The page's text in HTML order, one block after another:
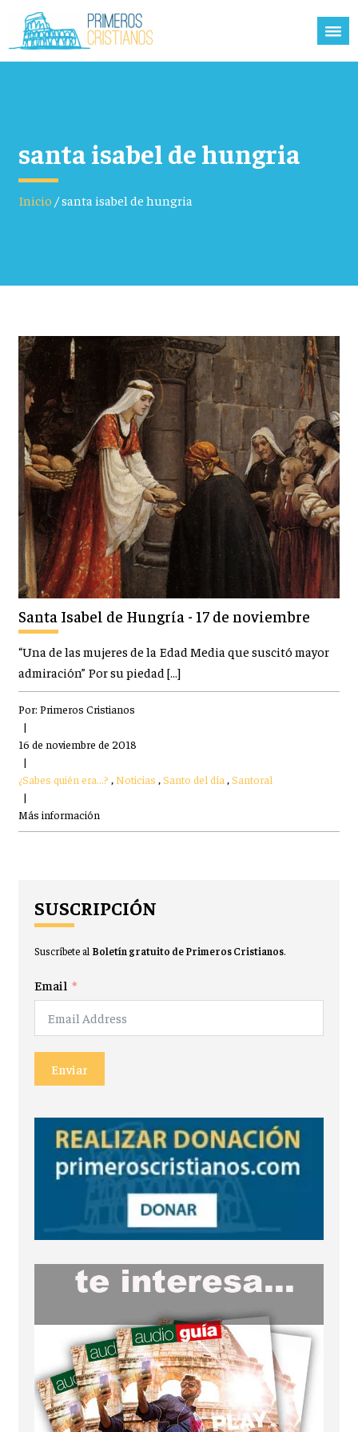
santa isabel de hungria
Inicio/santa isabel de hungria
Santa Isabel de Hungría - 17 de noviembre
“Una de las mujeres de la Edad Media que suscitó mayor
admiración” Por su piedad […]
Por: Primeros Cristianos
|
16 de noviembre de 2018
|
¿Sabes quién era...? , Noticias ,Santo del día ,Santoral
|
Más información
SUSCRIPCIÓN
Suscríbete al Boletín gratuito de Primeros Cristianos.
Email
Enviar